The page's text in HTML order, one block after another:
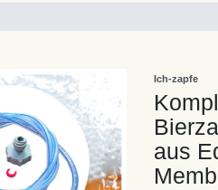
Ich-zapfe
aus